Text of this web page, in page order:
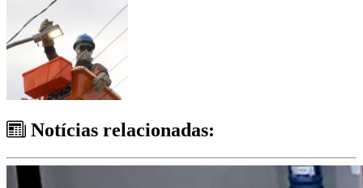
Notícias relacionadas: